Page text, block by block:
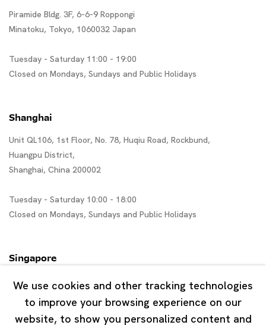
Piramide Bldg. 3F, 6-6-9 Roppongi
Minatoku, Tokyo, 1060032 Japan
Tuesday - Saturday 11:00 - 19:00
Closed on Mondays, Sundays and Public Holidays
Shanghai
Unit QL106, 1st Floor, No. 78, Huqiu Road, Rockbund,
Huangpu District,
Shanghai, China 200002
Tuesday - Saturday 10:00 - 18:00
Closed on Mondays, Sundays and Public Holidays
Singapore
7 Lock Road, #02-13 Gillman Barracks
We use cookies and other tracking technologies
to improve your browsing experience on our
website, to show you personalized content and